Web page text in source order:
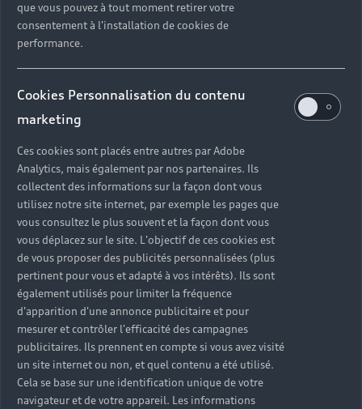
que vous pouvez à tout moment retirer votre
consentement à l'installation de cookies de
performance.
Cookies Personnalisation du contenu
marketing
Ces cookies sont placés entre autres par Adobe
Analytics, mais également par nos partenaires. Ils
collectent des informations sur la façon dont vous
utilisez notre site internet, par exemple les pages que
vous consultez le plus souvent et la façon dont vous
vous déplacez sur le site. L'objectif de ces cookies est
de vous proposer des publicités personnalisées (plus
pertinent pour vous et adapté à vos intérêts). Ils sont
également utilisés pour limiter la fréquence
d'apparition d'une annonce publicitaire et pour
mesurer et contrôler l'efficacité des campagnes
publicitaires. Ils prennent en compte si vous avez visité
un site internet ou non, et quel contenu a été utilisé.
Cela se base sur une identification unique de votre
navigateur et de votre appareil. Les informations